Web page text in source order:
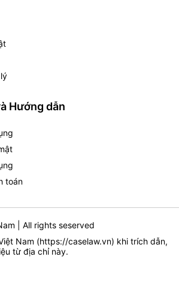
Hướng dẫn
toán
| All rights seserved
Nam (https://caselaw.vn) khi trích dẫn,
từ địa chỉ này.